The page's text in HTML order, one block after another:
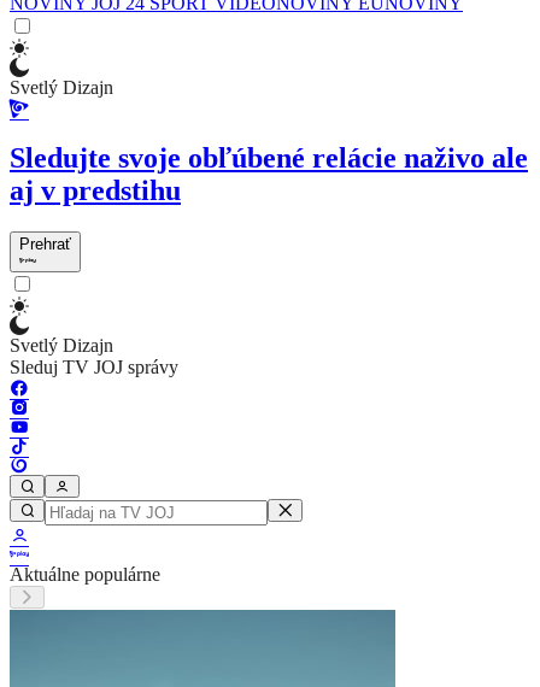
Svetlý Dizajn
Sledujte svoje obľúbené relácie naživo ale
aj v predstihu
Prehrať
Svetlý Dizajn
Sleduj TV JOJ správy
Aktuálne populárne